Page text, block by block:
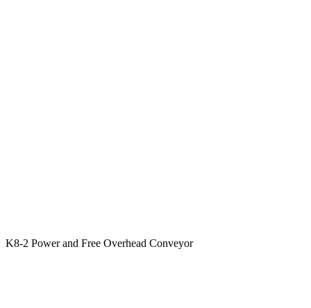
K8-2 Power and Free Overhead Conveyor